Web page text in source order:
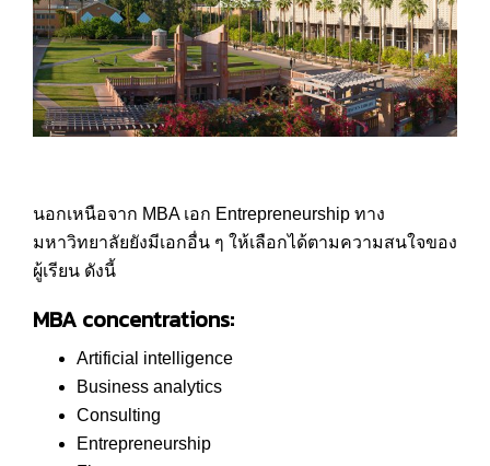
นอกเหนือจาก MBA เอก Entrepreneurship ทาง
มหาวิทยาลัยยังมีเอกอื่น ๆ ให้เลือกได้ตามความสนใจของ
ผู้เรียน ดังนี้
MBA concentrations:
Artificial intelligence
Business analytics
Consulting
Entrepreneurship